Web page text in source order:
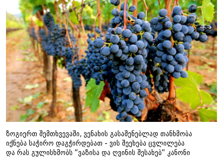
ზოგიერთ შემთხვევაში, ვენახის გასაშენებლად თანხმობა
იქნება საჭირო დაგჭირდებათ - ვის შეეხება ცვლილება
და რას გულისხმობს “ვაზისა და ღვინის შესახებ“ კანონი